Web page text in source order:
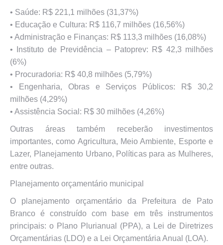
•⁠ ⁠Saúde: R$ 221,1 milhões (31,37%)
•⁠ ⁠Educação e Cultura: R$ 116,7 milhões (16,56%)
•⁠ ⁠Administração e Finanças: R$ 113,3 milhões (16,08%)
•⁠ ⁠Instituto de Previdência – Patoprev: R$ 42,3 milhões
(6%)
•⁠ ⁠Procuradoria: R$ 40,8 milhões (5,79%)
•⁠ ⁠Engenharia, Obras e Serviços Públicos: R$ 30,2
milhões (4,29%)
•⁠ ⁠Assistência Social: R$ 30 milhões (4,26%)
Outras áreas também receberão investimentos
importantes, como Agricultura, Meio Ambiente, Esporte e
Lazer, Planejamento Urbano, Políticas para as Mulheres,
entre outras.
Planejamento orçamentário municipal
O planejamento orçamentário da Prefeitura de Pato
Branco é construído com base em três instrumentos
principais: o Plano Plurianual (PPA), a Lei de Diretrizes
Orçamentárias (LDO) e a Lei Orçamentária Anual (LOA).